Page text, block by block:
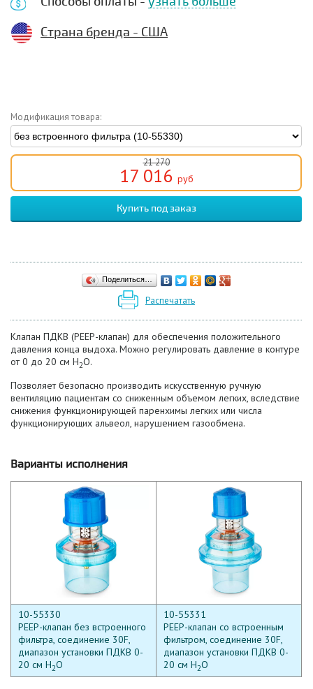
Страна бренда - США
Модификация товара:
21 270
17 016 руб
Поделиться…
Распечатать
Клапан ПДКВ (PEEP-клапан) для обеспечения положительного
давления конца выдоха. Можно регулировать давление в контуре
от 0 до 20 см H2O.
Позволяет безопасно производить искусственную ручную
вентиляцию пациентам со сниженным объемом легких, вследствие
снижения функционирующей паренхимы легких или числа
функционирующих альвеол, нарушением газообмена.
Варианты исполнения
10-55330
PEEP-клапан без встроенного
фильтра, соединение 30F,
диапазон установки ПДКВ 0-
20 см H2O
10-55331
PEEP-клапан со встроенным
фильтром, соединение 30F,
диапазон установки ПДКВ 0-
20 см H2O